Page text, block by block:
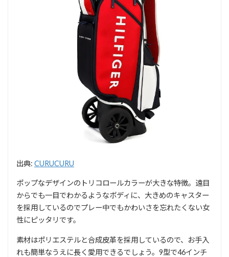
出典: CURUCURU
ポップなデザインのトリコロールカラーが大きな特徴。遠目
からでも一目でわかるようなボディに、大きめのキャスター
を採用しているのでプレー中でもかわいさを忘れたくない女
性にピッタリです。
素材はポリエステルと合成皮革を採用しているので、お手入
れも簡単なうえに長く愛用できるでしょう。9型で46インチ